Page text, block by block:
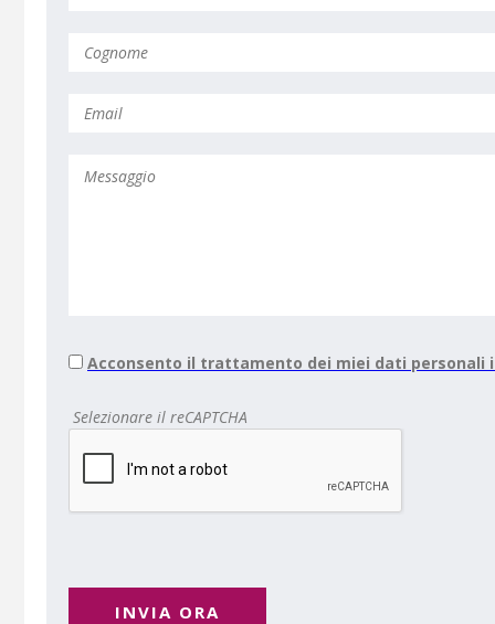
Acconsento il trattamento dei miei dati personali
Selezionare il reCAPTCHA
INVIA ORA